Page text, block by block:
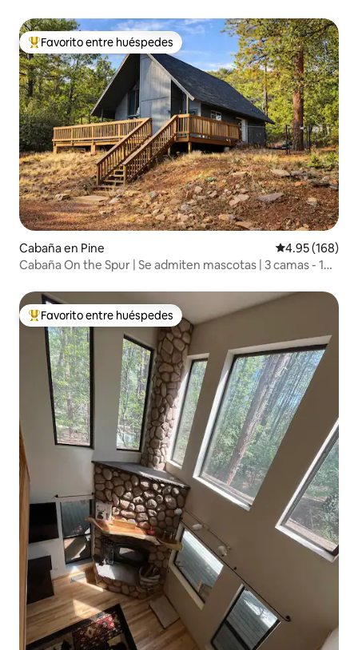
Favorito entre huéspedes preferido
Favorito entre huéspedes
Cabaña en Pine Calificación
4.95 (168)
Cabaña On the Spur | Se admiten mascotas | 3 camas - 1
Favorito entre huéspedes preferido
Favorito entre huéspedes